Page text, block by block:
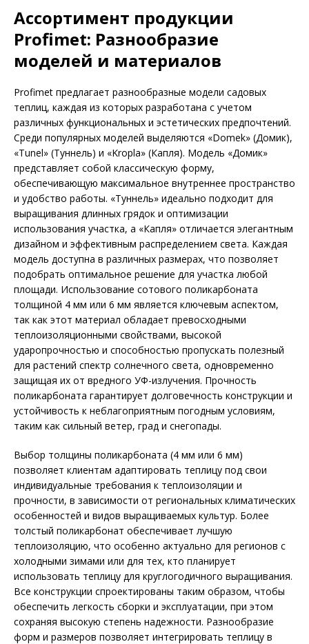
Ассортимент продукции
Profimet: Разнообразие
моделей и материалов
Profimet предлагает разнообразные модели садовых
теплиц, каждая из которых разработана с учетом
различных функциональных и эстетических предпочтений.
Среди популярных моделей выделяются «Domek» (Домик),
«Tunel» (Туннель) и «Kropla» (Капля). Модель «Домик»
представляет собой классическую форму,
обеспечивающую максимальное внутреннее пространство
и удобство работы. «Туннель» идеально подходит для
выращивания длинных грядок и оптимизации
использования участка, а «Капля» отличается элегантным
дизайном и эффективным распределением света. Каждая
модель доступна в различных размерах, что позволяет
подобрать оптимальное решение для участка любой
площади. Использование сотового поликарбоната
толщиной 4 мм или 6 мм является ключевым аспектом,
так как этот материал обладает превосходными
теплоизоляционными свойствами, высокой
ударопрочностью и способностью пропускать полезный
для растений спектр солнечного света, одновременно
защищая их от вредного УФ-излучения. Прочность
поликарбоната гарантирует долговечность конструкции и
устойчивость к неблагоприятным погодным условиям,
таким как сильный ветер, град и снегопады.
Выбор толщины поликарбоната (4 мм или 6 мм)
позволяет клиентам адаптировать теплицу под свои
индивидуальные требования к теплоизоляции и
прочности, в зависимости от региональных климатических
особенностей и видов выращиваемых культур. Более
толстый поликарбонат обеспечивает лучшую
теплоизоляцию, что особенно актуально для регионов с
холодными зимами или для тех, кто планирует
использовать теплицу для круглогодичного выращивания.
Все конструкции спроектированы таким образом, чтобы
обеспечить легкость сборки и эксплуатации, при этом
сохраняя высокую степень надежности. Разнообразие
форм и размеров позволяет интегрировать теплицу в